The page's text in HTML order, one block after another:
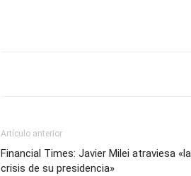
Artículo anterior
Financial Times: Javier Milei atraviesa
crisis de su presidencia»